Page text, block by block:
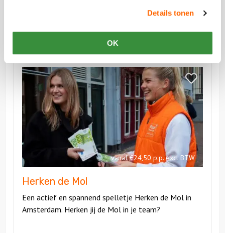
Details tonen
OK
Bekijk
Herken
de
Mol
vanaf €24,50 p.p. excl BTW
Herken de Mol
Een actief en spannend spelletje Herken de Mol in
Amsterdam. Herken jij de Mol in je team?
Bekijk
Herken